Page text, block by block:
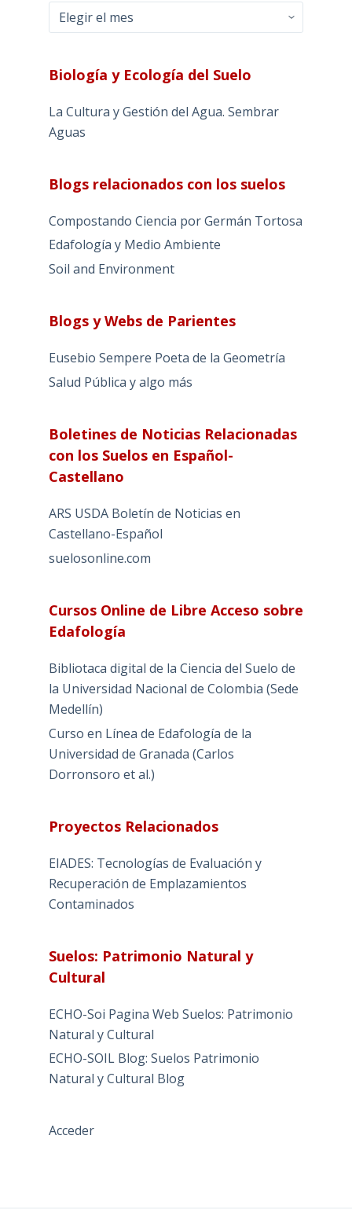
Archivos
Biología y Ecología del Suelo
La Cultura y Gestión del Agua. Sembrar
Aguas
Blogs relacionados con los suelos
Compostando Ciencia por Germán Tortosa
Edafología y Medio Ambiente
Soil and Environment
Blogs y Webs de Parientes
Eusebio Sempere Poeta de la Geometría
Salud Pública y algo más
Boletines de Noticias Relacionadas
con los Suelos en Español-
Castellano
ARS USDA Boletín de Noticias en
Castellano-Español
suelosonline.com
Cursos Online de Libre Acceso sobre
Edafología
Bibliotaca digital de la Ciencia del Suelo de
la Universidad Nacional de Colombia (Sede
Medellín)
Curso en Línea de Edafología de la
Universidad de Granada (Carlos
Dorronsoro et al.)
Proyectos Relacionados
EIADES: Tecnologías de Evaluación y
Recuperación de Emplazamientos
Contaminados
Suelos: Patrimonio Natural y
Cultural
ECHO-Soi Pagina Web Suelos: Patrimonio
Natural y Cultural
ECHO-SOIL Blog: Suelos Patrimonio
Natural y Cultural Blog
Acceder